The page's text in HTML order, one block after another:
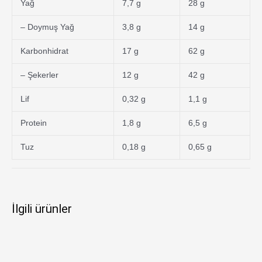
Yağ 7,7 g 28 g
– Doymuş Yağ 3,8 g 14 g
Karbonhidrat 17 g 62 g
– Şekerler 12 g 42 g
Lif 0,32 g 1,1 g
Protein 1,8 g 6,5 g
Tuz 0,18 g 0,65 g
İlgili ürünler